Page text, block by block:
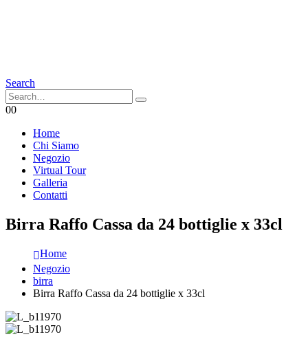
Search
00
Home
Chi Siamo
Negozio
Virtual Tour
Galleria
Contatti
Birra Raffo Cassa da 24 bottiglie x 33cl
Home
Negozio
birra
Birra Raffo Cassa da 24 bottiglie x 33cl